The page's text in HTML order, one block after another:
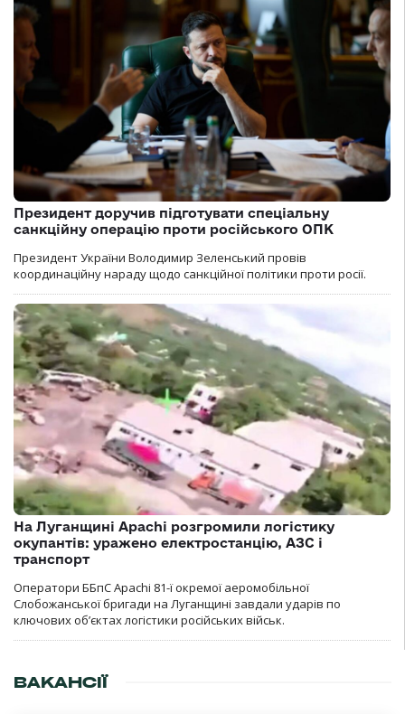
Президент доручив підготувати спеціальну
санкційну операцію проти російського ОПК
Президент України Володимир Зеленський провів
координаційну нараду щодо санкційної політики проти росії.
На Луганщині Apachi розгромили логістику
окупантів: уражено електростанцію, АЗС і
транспорт
Оператори ББпС Apachi 81-ї окремої аеромобільної
Слобожанської бригади на Луганщині завдали ударів по
ключових об’єктах логістики російських військ.
ВАКАНСІЇ